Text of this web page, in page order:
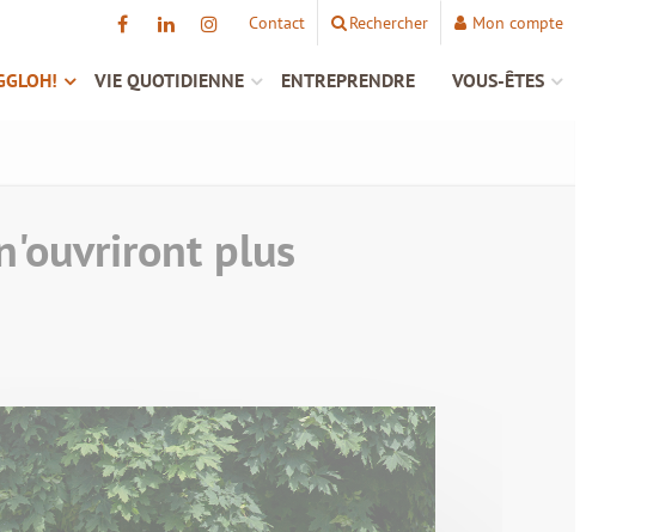
Contact Rechercher Mon compte
VIE QUOTIDIENNE ENTREPRENDRE VOUS-ÊTES
plus